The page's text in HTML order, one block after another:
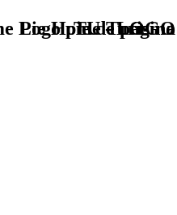
TU - LOGO
Logo pie de página
Pie Home Turismo